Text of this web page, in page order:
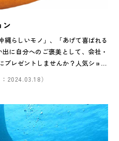
ン
縄らしいモノ」、「あげて喜ばれる
に自分へのご褒美として、会社・
プレゼントしませんか？人気ショッ
2024.03.18）